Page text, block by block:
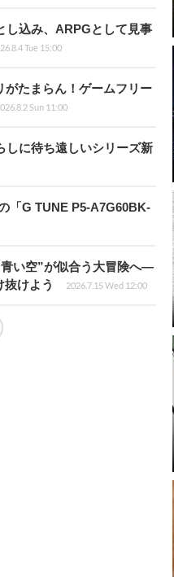
し込み、ARPGとして見事
Tue 15:00
たまらん！ゲームフリー
Sun 11:00
しに待ち遠しいシリーズ新
「G TUNE P5-A7G60BK-
青い空”が似合う大冒険へ―
けよう
2026.7.15 Wed 12:00